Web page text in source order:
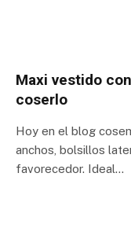
Maxi vestido
coserlo
Hoy en el blog
anchos, bolsillos
favorecedor. Ideal…